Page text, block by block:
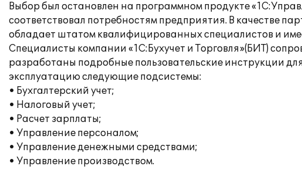
Выбор был остановлен на программном продукте
соответствовал потребностям предприятия. В качестве
обладает штатом квалифицированных специалистов и
Специалисты компании «1С:Бухучет и Торговля»(БИТ)
разработаны подробные пользовательские инструкции
эксплуатацию следующие подсистемы:
• Бухгалтерский учет;
• Налоговый учет;
• Расчет зарплаты;
• Управление персоналом;
• Управление денежными средствами;
• Управление производством.